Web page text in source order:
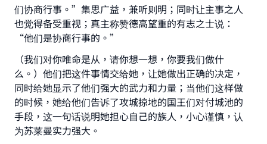
们协商行事。”集思广益，兼听则明；同时让主事之人
也觉得备受重视；真主称赞德高望重的有志之士说：
“他们是协商行事的。”
（我们对你唯命是从，请你想一想，你要我们做什
么。）他们把这件事情交给她，让她做出正确的决定，
同时给她显示了他们强大的武力和力量；当他们这样做
的时候，她给他们告诉了攻城掠地的国王们对付城池的
手段，这一句话说明她担心自己的族人，小心谨慎，认
为苏莱曼实力强大。
Make an impact on millions of lives
with your contribution today
Your support is crucial for our mission.